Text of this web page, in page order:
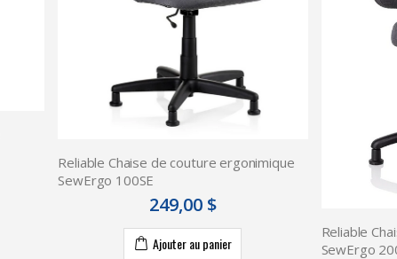
Reliable Chaise de couture ergonimique
SewErgo 100SE
249,00 $
Ajouter au panier
Reliable
SewErgo